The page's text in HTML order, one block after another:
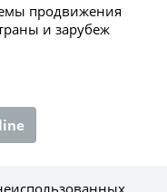
продвижения
и зарубеж